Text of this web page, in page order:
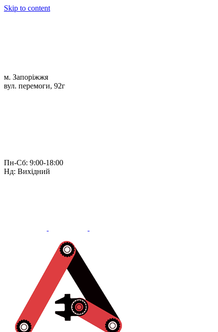
Skip to content
м. Запоріжжя
вул. перемоги, 92г
Пн-Сб: 9:00-18:00
Нд: Вихідний